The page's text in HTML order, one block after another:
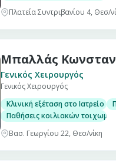
Πλατεία Συντριβανίου 4, Θεσ/
Μπαλλάς
Γενικός Χειρουργός
Γενικός Χειρουργός
Κλινική εξέταση στο Ιατρείο
Παθήσεις κοιλιακών
Βασ. Γεωργίου 22, Θεσ/νίκη